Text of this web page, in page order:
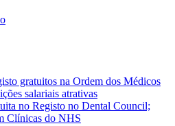
gratuitos na Ordem dos Médicos
salariais atrativas
no Registo no Dental Council;
Clínicas do NHS